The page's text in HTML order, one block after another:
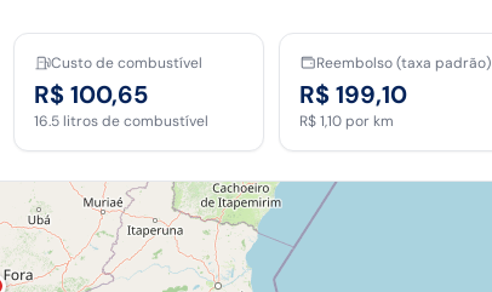
Custo de combustível
R$ 100,65
16.5 litros de combustível
Reembolso (taxa padrão)
R$ 199,10
R$ 1,10 por km